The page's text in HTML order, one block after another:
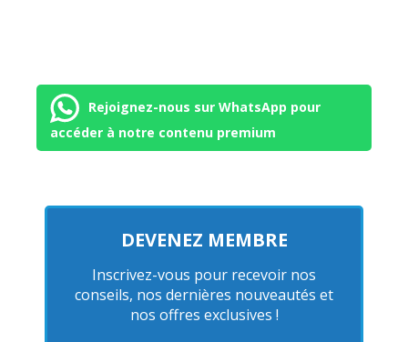
Rejoignez-nous sur WhatsApp pour
accéder à notre contenu premium
DEVENEZ MEMBRE
Inscrivez-vous pour recevoir nos
conseils, nos dernières nouveautés et
nos offres exclusives !